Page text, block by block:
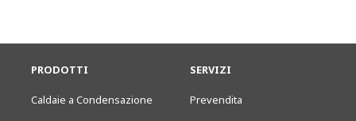
PRODOTTI
Caldaie a Condensazione
SERVIZI
Prevendita